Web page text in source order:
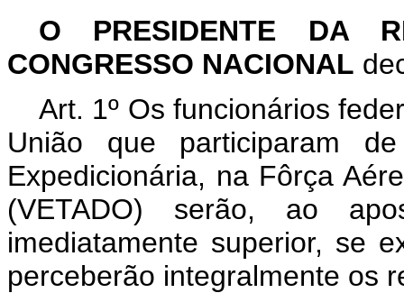
O PRESIDENTE DA
CONGRESSO NACIONAL
Art. 1º Os funcionários
União que participaram
Expedicionária, na Fôrça
(VETADO) serão, ao
imediatamente superior, se
perceberão integralmente os